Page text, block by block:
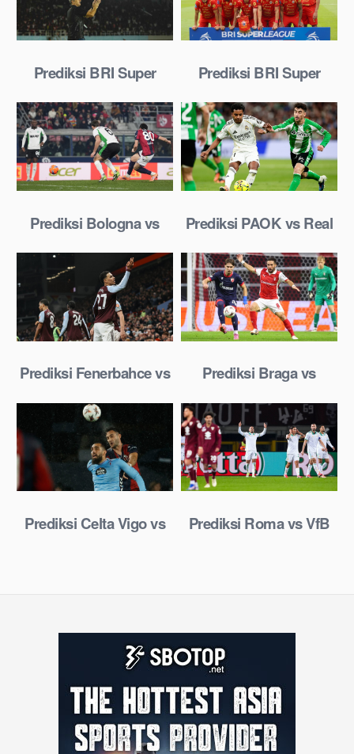
Prediksi BRI Super
Borneo FC 23 Januari
2025
Prediksi BRI Super
Madura United 23
Januari 2025
Prediksi Bologna vs
Prediksi PAOK vs Real
Prediksi Fenerbahce vs
2026
Prediksi Braga vs
2026
Prediksi Celta Vigo vs
Prediksi Roma vs VfB